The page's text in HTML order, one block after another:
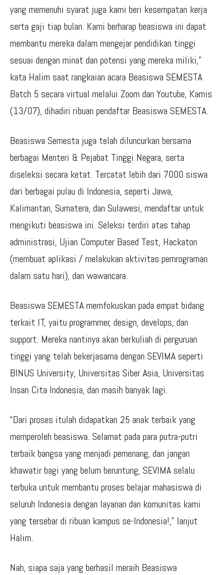
yang memenuhi syarat juga kami beri kesempatan kerja
serta gaji tiap bulan. Kami berharap beasiswa ini dapat
membantu mereka dalam mengejar pendidikan tinggi
sesuai dengan minat dan potensi yang mereka miliki,”
kata Halim saat rangkaian acara Beasiswa SEMESTA
Batch 5 secara virtual melalui Zoom dan Youtube, Kamis
(13/07), dihadiri ribuan pendaftar Beasiswa SEMESTA.
Beasiswa Semesta juga telah diluncurkan bersama
berbagai Menteri & Pejabat Tinggi Negara, serta
diseleksi secara ketat. Tercatat lebih dari 7000 siswa
dari berbagai pulau di Indonesia, seperti Jawa,
Kalimantan, Sumatera, dan Sulawesi, mendaftar untuk
mengikuti beasiswa ini. Seleksi terdiri atas tahap
administrasi, Ujian Computer Based Test, Hackaton
(membuat aplikasi / melakukan aktivitas pemrograman
dalam satu hari), dan wawancara.
Beasiswa SEMESTA memfokuskan pada empat bidang
terkait IT, yaitu programmer, design, develops, dan
support. Mereka nantinya akan berkuliah di perguruan
tinggi yang telah bekerjasama dengan SEVIMA seperti
BINUS University, Universitas Siber Asia, Universitas
Insan Cita Indonesia, dan masih banyak lagi.
“Dari proses itulah didapatkan 25 anak terbaik yang
memperoleh beasiswa. Selamat pada para putra-putri
terbaik bangsa yang menjadi pemenang, dan jangan
khawatir bagi yang belum beruntung, SEVIMA selalu
terbuka untuk membantu proses belajar mahasiswa di
seluruh Indonesia dengan layanan dan komunitas kami
yang tersebar di ribuan kampus se-Indonesia!,” lanjut
Halim.
Nah, siapa saja yang berhasil meraih Beasiswa